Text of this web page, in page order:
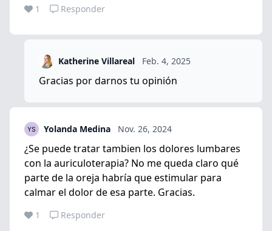
1 Responder
Katherine Villareal Feb. 4, 2025
Gracias por darnos tu opinión
Yolanda Medina Nov. 26, 2024
¿Se puede tratar tambien los dolores lumbares
con la auriculoterapia? No me queda claro qué
parte de la oreja habría que estimular para
calmar el dolor de esa parte. Gracias.
1 Responder